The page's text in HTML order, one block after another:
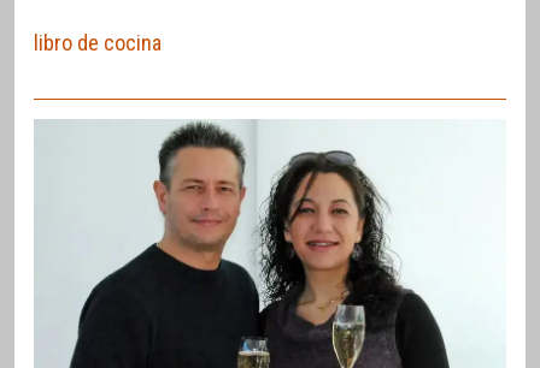
libro de cocina